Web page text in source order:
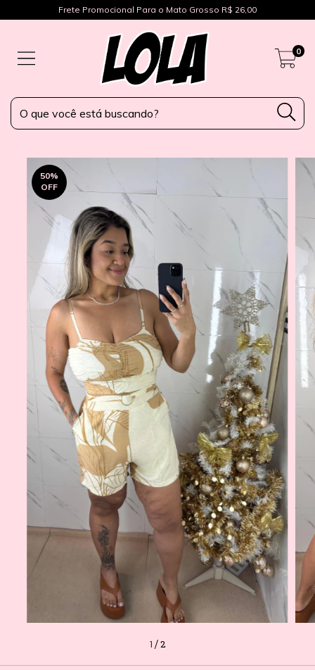
Frete Promocional Para o Mato Grosso R$ 26,00
0
50%
OFF
1 /2